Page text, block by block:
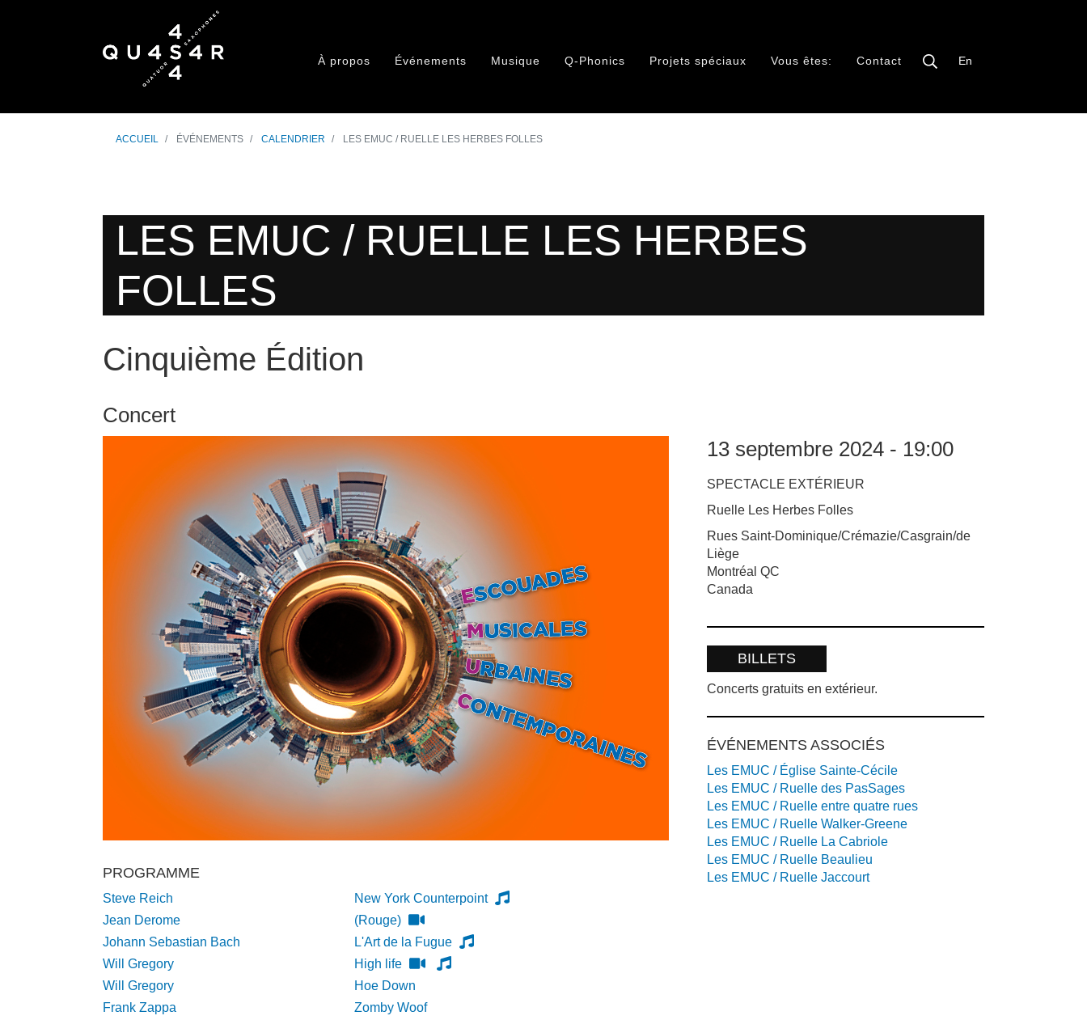
À propos Événements Musique Q-Phonics Projets spéciaux Vous êtes: Contact En
ACCUEIL ÉVÉNEMENTS CALENDRIER LES EMUC / RUELLE LES HERBES FOLLES
LES EMUC / RUELLE LES HERBES
FOLLES
Cinquième Édition
Concert
PROGRAMME
Steve Reich
New York Counterpoint
Jean Derome
(Rouge)
Johann Sebastian Bach
L'Art de la Fugue
Will Gregory
High life
Will Gregory
Hoe Down
Frank Zappa
Zomby Woof
13 septembre 2024 - 19:00
SPECTACLE EXTÉRIEUR
Ruelle Les Herbes Folles
Rues Saint-Dominique/Crémazie/Casgrain/de
Liège
Montréal QC
Canada
BILLETS
Concerts gratuits en extérieur.
ÉVÉNEMENTS ASSOCIÉS
Les EMUC / Église Sainte-Cécile
Les EMUC / Ruelle des PasSages
Les EMUC / Ruelle entre quatre rues
Les EMUC / Ruelle Walker-Greene
Les EMUC / Ruelle La Cabriole
Les EMUC / Ruelle Beaulieu
Les EMUC / Ruelle Jaccourt